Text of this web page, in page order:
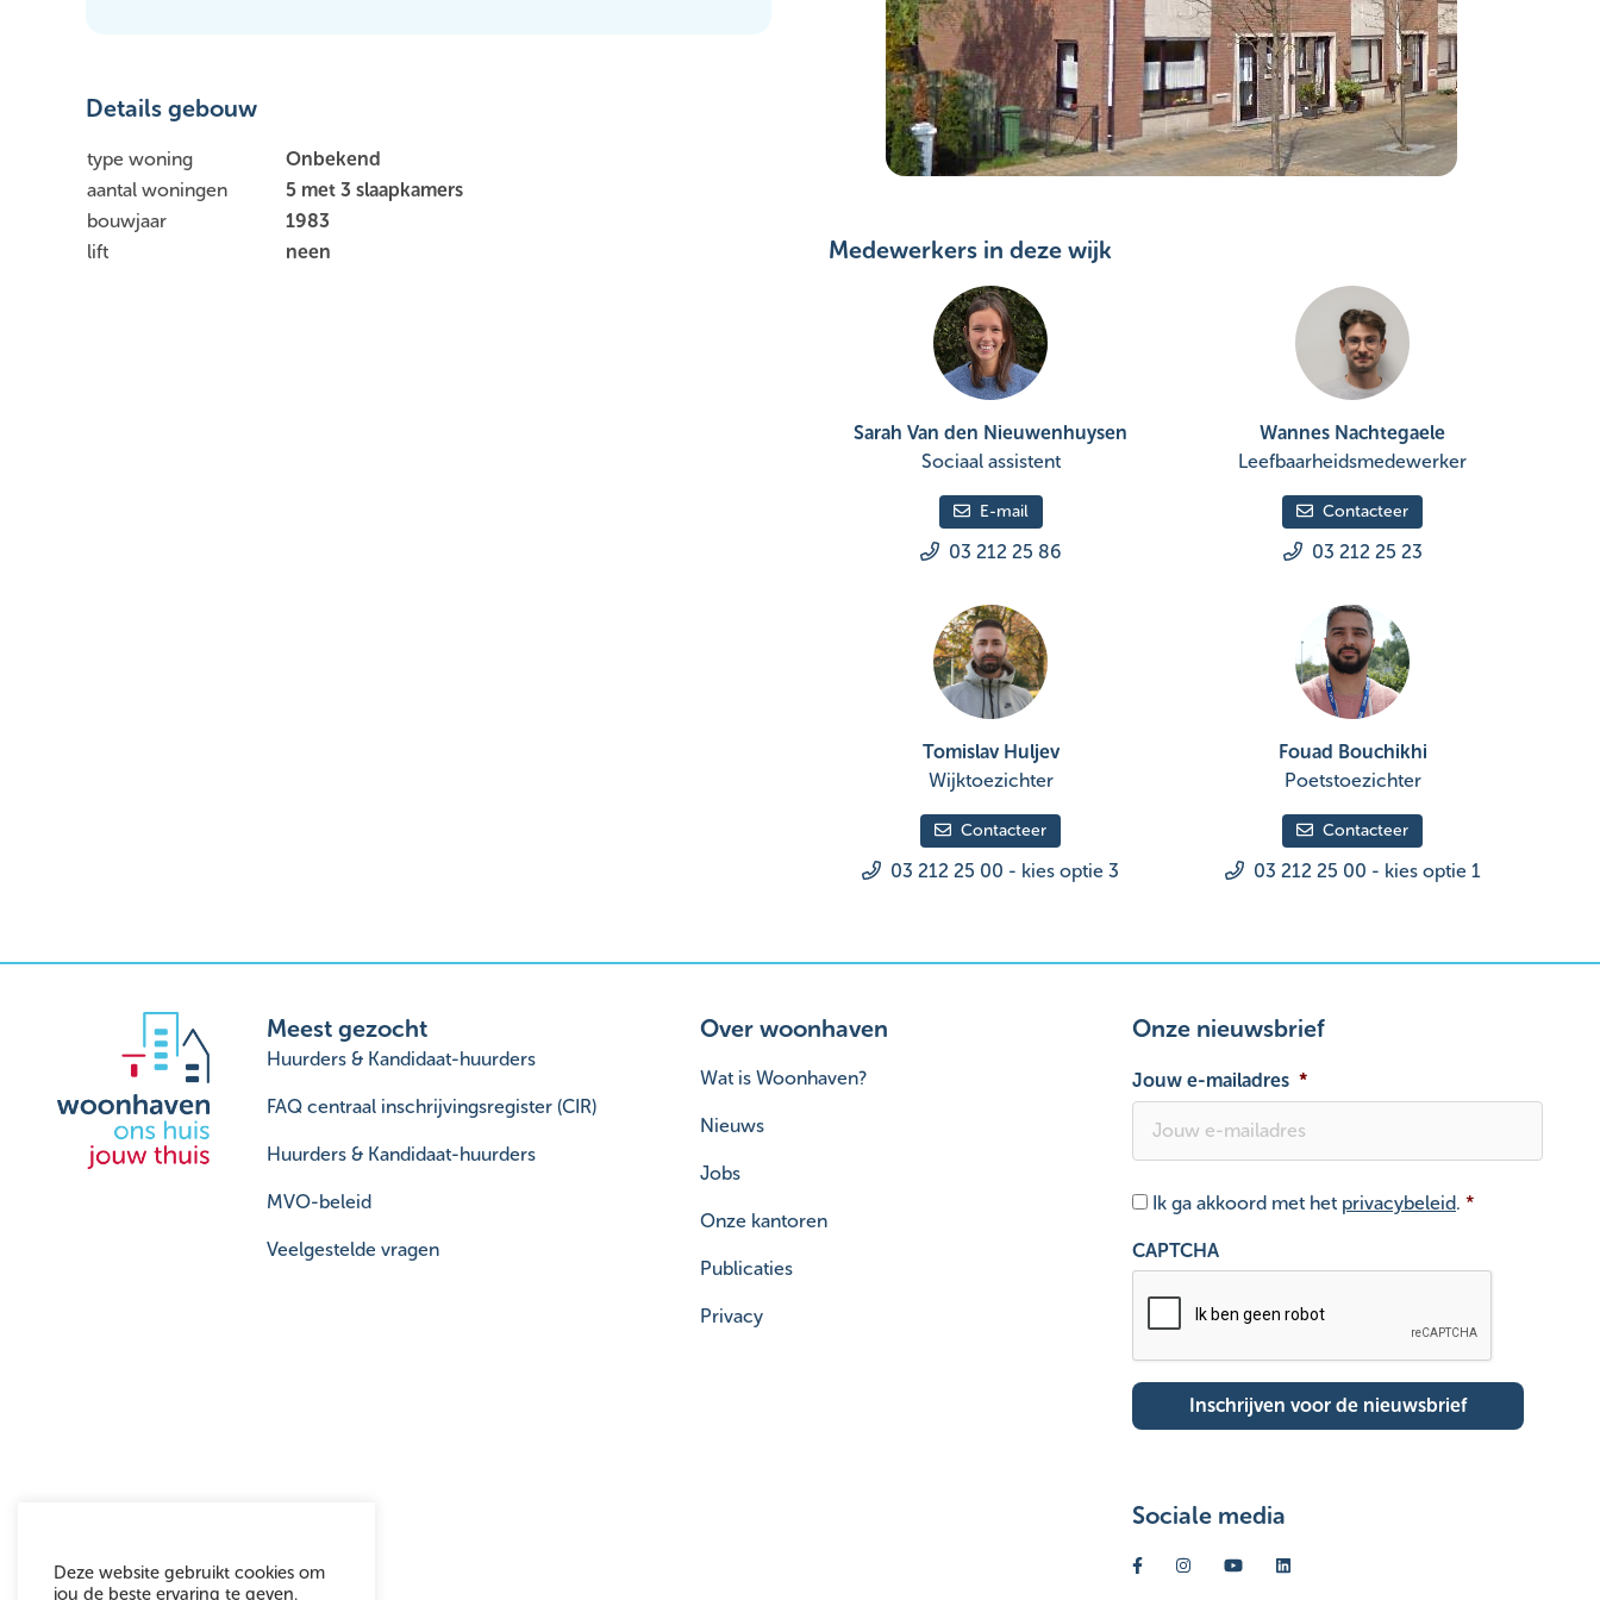
Details gebouw
type woning
Onbekend
aantal woningen
5 met 3 slaapkamers
bouwjaar
1983
lift
neen Medewerkers in deze wijk
Sarah Van den Nieuwenhuysen
Sociaal assistent
E-mail
03 212 25 86
Wannes Nachtegaele
Leefbaarheidsmedewerker
Contacteer
03 212 25 23
Tomislav Huljev
Wijktoezichter
Contacteer
03 212 25 00 - kies optie 3
Fouad Bouchikhi
Poetstoezichter
Contacteer
03 212 25 00 - kies optie 1
Meest gezocht
Huurders & Kandidaat-huurders
FAQ centraal inschrijvingsregister (CIR)
Huurders & Kandidaat-huurders
MVO-beleid
Veelgestelde vragen
Over woonhaven
Wat is Woonhaven?
Nieuws
Jobs
Onze kantoren
Publicaties
Privacy
Onze nieuwsbrief
Jouw e-mailadres *
Toestemming *
Ik ga akkoord met het privacybeleid. *
CAPTCHA
Sociale media
Volg ons op facebook
Volg ons op instagram
Volg ons op youtube
Volg ons op linkedin
Deze website gebruikt cookies om
jou de beste ervaring te geven.